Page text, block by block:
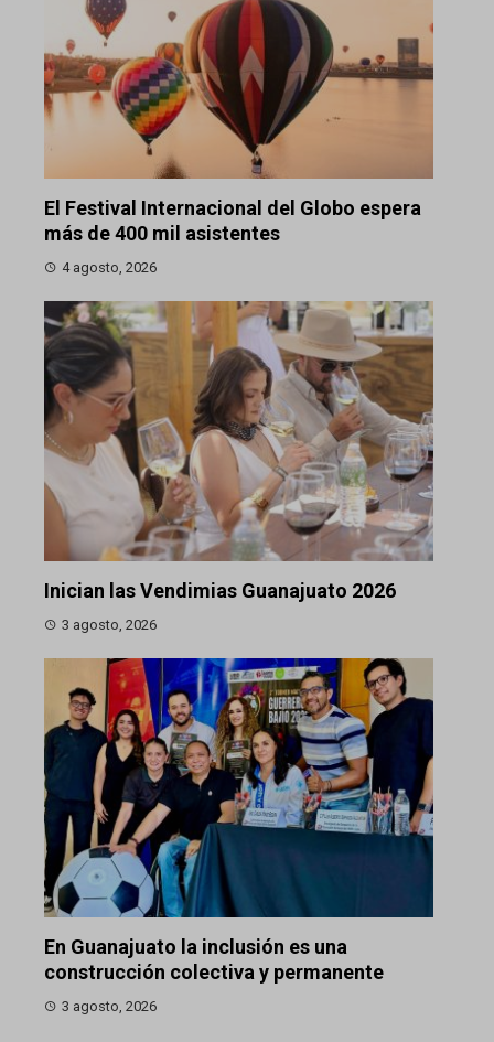
El Festival Internacional del Globo espera
más de 400 mil asistentes
4 agosto, 2026
Inician las Vendimias Guanajuato 2026
3 agosto, 2026
En Guanajuato la inclusión es una
construcción colectiva y permanente
3 agosto, 2026